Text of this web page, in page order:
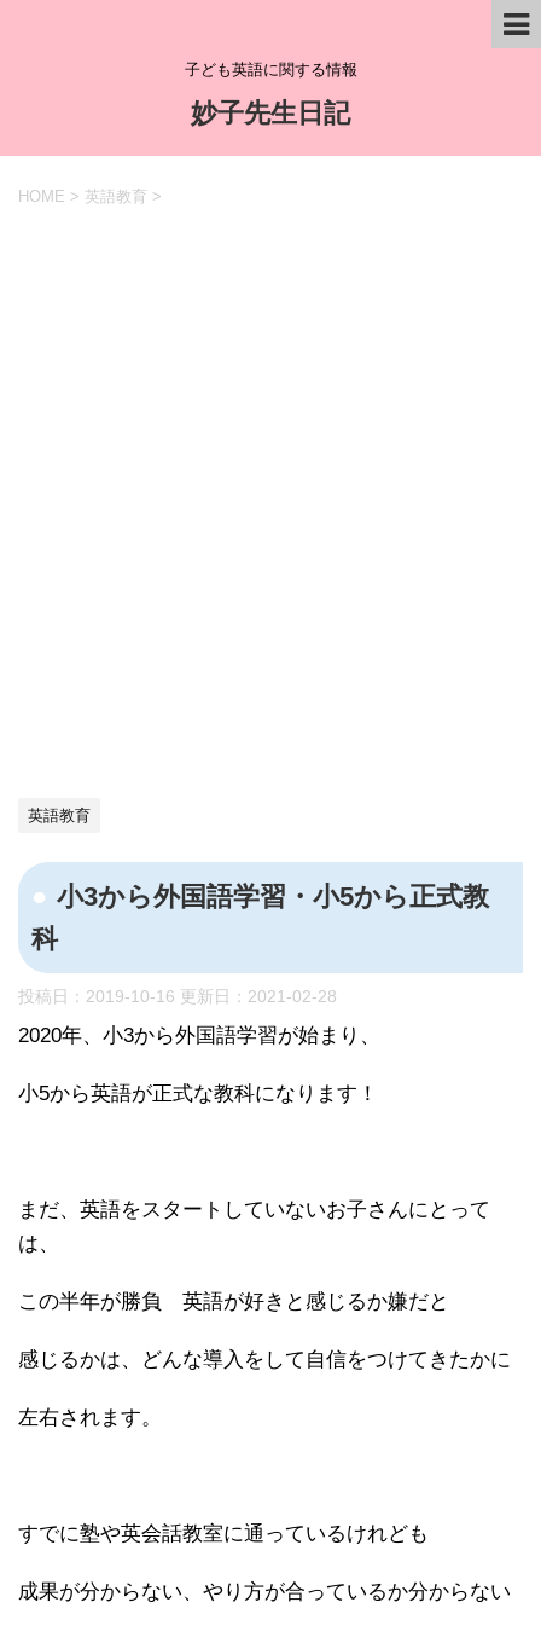
子ども英語に関する情報
妙子先生日記
HOME > 英語教育 >
英語教育
小3から外国語学習・小5から正式教
科
投稿日：2019-10-16 更新日： 2021-02-28
2020年、小3から外国語学習が始まり、
小5から英語が正式な教科になります！
まだ、英語をスタートしていないお子さんにとって
は、
この半年が勝負 英語が好きと感じるか嫌だと
感じるかは、どんな導入をして自信をつけてきたかに
左右されます。
すでに塾や英会話教室に通っているけれども
成果が分からない、やり方が合っているか分からない